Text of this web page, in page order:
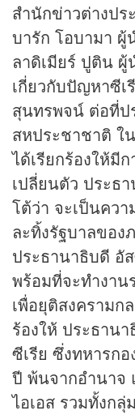
สำนักข่าวต่างปร
บารัก โอบามา ผู้
ลาดิเมียร์ ปูติน ผู้
เกี่ยวกับปัญหาซีเ
สุนทรพจน์ ต่อที่
สหประชาชาติ ใ
ได้เรียกร้องให้มี
เปลี่ยนตัว ประธ
โต้ว่า จะเป็นคว
ละทิ้งรัฐบาลของ
ประธานาธิบดี อั
พร้อมที่จะทำงาน
เพื่อยุติสงครามก
ร้องให้ ประธาน
ซีเรีย ซึ่งทหารก
ปี พ้นจากอำนาจ
ไอเอส รวมทั้งกลุ่